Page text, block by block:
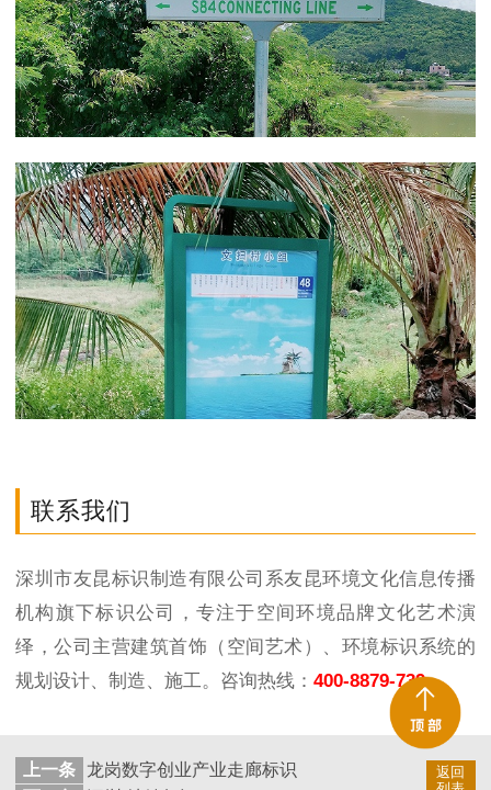
联系我们
深圳市友昆标识制造有限公司系友昆环境文化信息传播
机构旗下标识公司，专注于空间环境品牌文化艺术演
绎，公司主营建筑首饰（空间艺术）、环境标识系统的
规划设计、制造、施工。咨询热线： 400-8879-739
返回
上一条 龙岗数字创业产业走廊标识